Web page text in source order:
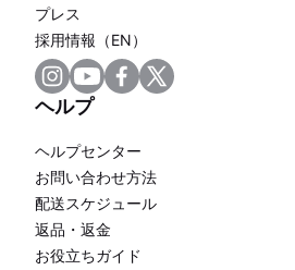
プレス
採用情報（EN）
ヘルプ
ヘルプセンター
お問い合わせ方法
配送スケジュール
返品・返金
お役立ちガイド